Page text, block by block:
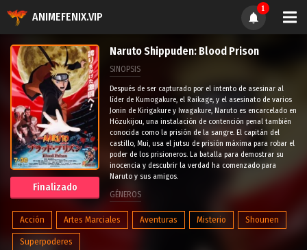
ANIMEFENIX.VIP
1
Finalizado
Naruto Shippuden: Blood Prison
SINOPSIS
Después de ser capturado por el intento de asesinar al
líder de Kumogakure, el Raikage, y el asesinato de varios
Jonin de Kirigakure y Iwagakure, Naruto es encarcelado en
Hōzukijou, una instalación de contención penal también
conocida como la prisión de la sangre. El capitán del
castillo, Mui, usa el jutsu de prisión máxima para robar el
poder de los prisioneros. La batalla para demostrar su
inocencia y descubrir la verdad ha comenzado para
Naruto y sus amigos.
GÉNEROS
Acción Artes Marciales Aventuras Misterio Shounen
Superpoderes